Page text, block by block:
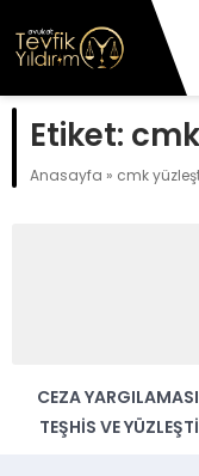
Etiket:
Anasayfa » cmk
CEZA
TEŞHIS VE